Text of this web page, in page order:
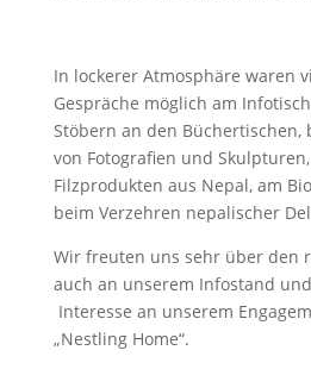
In lockerer Atmosphäre waren
Gespräche möglich am
Stöbern an den Büchertischen,
von Fotografien und
Filzprodukten aus Nepal, am
beim Verzehren nepalischer
Wir freuten uns sehr über den
auch an unserem Infostand
Interesse an unserem
„Nestling Home“.